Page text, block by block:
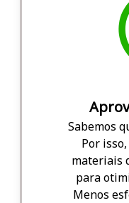
Sabemos
Por
materiais
para
Menos